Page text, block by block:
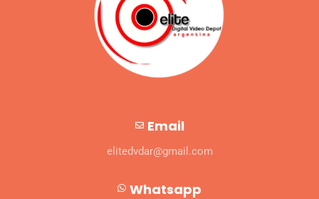
Email
elitedvdar@gmail.com
Whatsapp